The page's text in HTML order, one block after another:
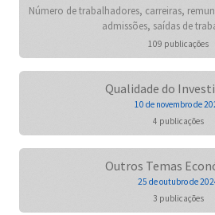
Número de trabalhadores, carreiras,
admissões, saídas de
109 publicações
Qualidade do
10 de novembro de
4 publicações
Outros Temas
25 de outubro de
3 publicações